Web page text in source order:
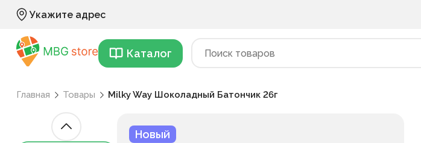
Укажите адрес
Каталог
Главная Товары Milky Way Шоколадный Батончик 26г
Новый